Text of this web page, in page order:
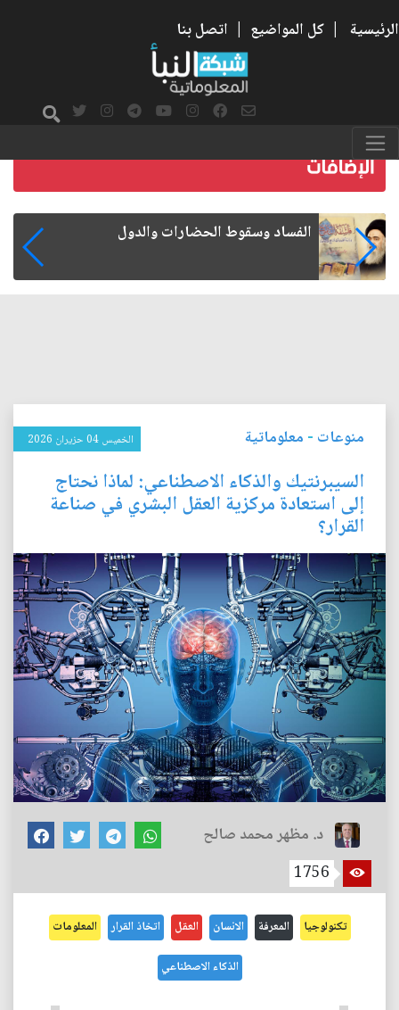
الرئيسية | كل المواضيع | اتصل بنا
رواتب الموظفين على صفيح ساخن
منوعات - معلوماتية الخميس 04 حزيران 2026
السيبرنتيك والذكاء الاصطناعي: لماذا نحتاج
إلى استعادة مركزية العقل البشري في صناعة
القرار؟
د. مظهر محمد صالح
1756
تكنولوجيا المعرفة الانسان العقل اتخاذ القرار المعلومات
الذكاء الاصطناعي